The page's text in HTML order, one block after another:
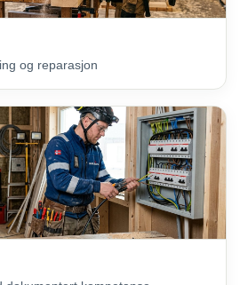
og reparasjon